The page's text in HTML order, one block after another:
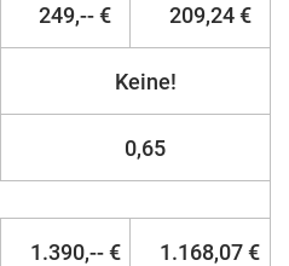
249,-- € 209,24 €
Keine!
0,65
1.390,-- € 1.168,07 €